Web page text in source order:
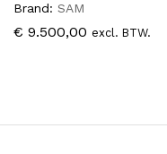
Brand: SAM
€ 9.500,00 excl. BTW.